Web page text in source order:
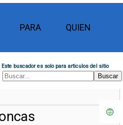
PARA QUIEN
Este buscador es solo para articulos del sitio